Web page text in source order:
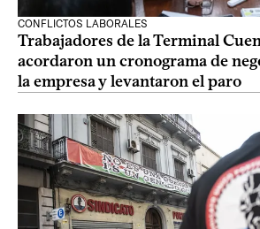
CONFLICTOS LABORALES
Trabajadores de la Terminal
acordaron un cronograma de
la empresa y levantaron el paro